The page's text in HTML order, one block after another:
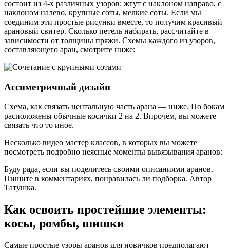
состоит из 4-х различных узоров: жгут с наклоном направо, с
наклоном налево, крупные соты, мелкие соты. Если мы
соединим эти простые рисунки вместе, то получим красивый
арановый свитер. Сколько петель набирать, рассчитайте в
зависимости от толщины пряжи. Схемы каждого из узоров,
составляющего аран, смотрите ниже:
Ассиметричный дизайн
Схема, как связать центальную часть арана — ниже. По бокам
расположены обычные косички 2 на 2. Впрочем, вы можете
связать что то иное.
Несколько видео мастер классов, в которых вы можете
посмотреть подробно неясные моменты вывязывания аранов:
Буду рада, если вы поделитесь своими описаниями аранов.
Пишите в комментариях, понравилась ли подборка. Автор
Татушка.
Как освоить простейшие элементы:
косы, ромбы, шишки
Самые простые узоры аранов для новичков предполагают